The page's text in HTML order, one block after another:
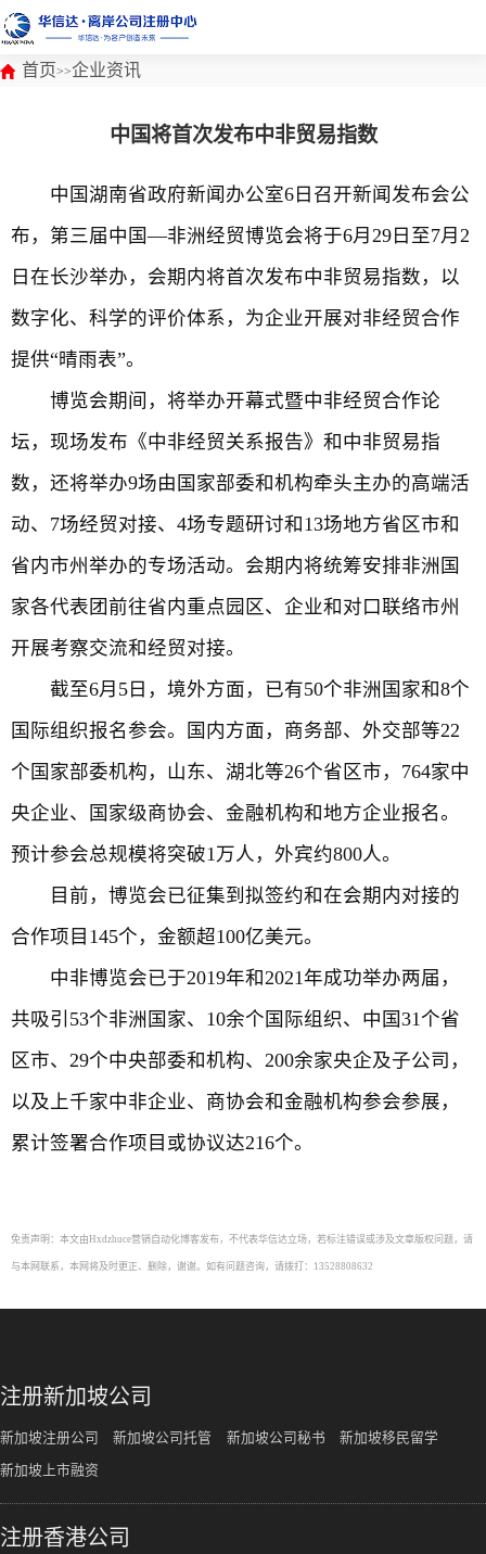
首页>>企业资讯
中国将首次发布中非贸易指数
中国湖南省政府新闻办公室6日召开新闻发布会公
布，第三届中国—非洲经贸博览会将于6月29日至7月2
日在长沙举办，会期内将首次发布中非贸易指数，以
数字化、科学的评价体系，为企业开展对非经贸合作
提供“晴雨表”。
博览会期间，将举办开幕式暨中非经贸合作论
坛，现场发布《中非经贸关系报告》和中非贸易指
数，还将举办9场由国家部委和机构牵头主办的高端活
动、7场经贸对接、4场专题研讨和13场地方省区市和
省内市州举办的专场活动。会期内将统筹安排非洲国
家各代表团前往省内重点园区、企业和对口联络市州
开展考察交流和经贸对接。
截至6月5日，境外方面，已有50个非洲国家和8个
国际组织报名参会。国内方面，商务部、外交部等22
个国家部委机构，山东、湖北等26个省区市，764家中
央企业、国家级商协会、金融机构和地方企业报名。
预计参会总规模将突破1万人，外宾约800人。
目前，博览会已征集到拟签约和在会期内对接的
合作项目145个，金额超100亿美元。
中非博览会已于2019年和2021年成功举办两届，
共吸引53个非洲国家、10余个国际组织、中国31个省
区市、29个中央部委和机构、200余家央企及子公司，
以及上千家中非企业、商协会和金融机构参会参展，
累计签署合作项目或协议达216个。
免责声明：本文由Hxdzhuce营销自动化博客发布，不代表华信达立场，若标注错误或涉及文章版权问题，请
与本网联系，本网将及时更正、删除，谢谢。如有问题咨询，请拨打：13528808632
注册新加坡公司
新加坡注册公司 新加坡公司托管 新加坡公司秘书 新加坡移民留学
新加坡上市融资
注册香港公司